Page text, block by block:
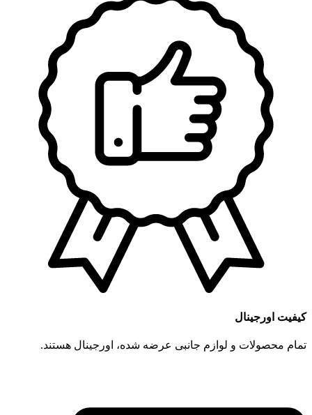
کیفیت اورجینال
تمام محصولات و لوازم جانبی عرضه شده، اورجینال هستند.